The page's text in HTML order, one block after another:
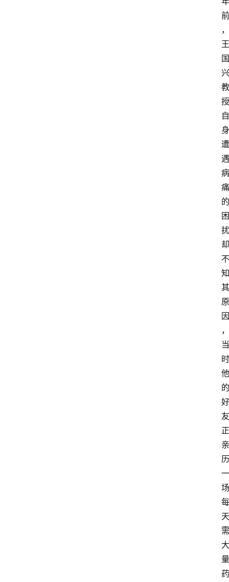
前
，
王
国
兴
教
授
自
身
遭
遇
病
痛
的
困
扰
却
不
知
其
原
因
，
当
时
他
的
好
友
正
亲
历
一
场
每
天
需
大
量
药